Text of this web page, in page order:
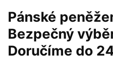
Pánské
Bezpečný
Doručíme do